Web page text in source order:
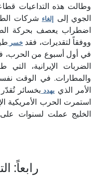
وطالت هذه التداعيات
الجوي إلى إلغاء
ووفقاً لتقديرات، فقد خسر
في أول أسبوع من الحرب،
الضربات الإيرانية، التي
والمطارات. في الوقت
الأمر الذي يهدد بخسائر
استمرت الحرب الأمريكية
الخليج عملت لسنوات
رابعاً: